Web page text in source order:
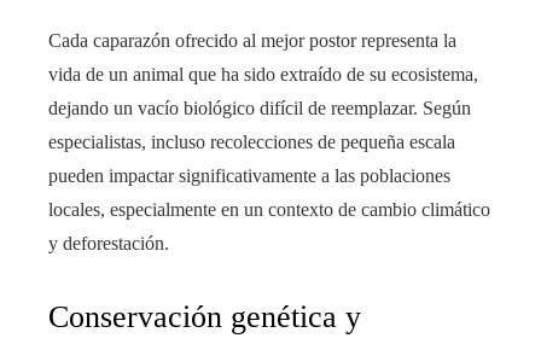
Cada caparazón ofrecido al mejor postor representa la
vida de un animal que ha sido extraído de su ecosistema,
dejando un vacío biológico difícil de reemplazar. Según
especialistas, incluso recolecciones de pequeña escala
pueden impactar significativamente a las poblaciones
locales, especialmente en un contexto de cambio climático
y deforestación.
Conservación genética y